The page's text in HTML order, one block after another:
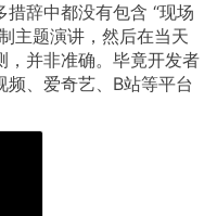
辞中都没有包含 “现场
主题演讲，然后在当天
，并非准确。毕竟开发者
、爱奇艺、B站等平台